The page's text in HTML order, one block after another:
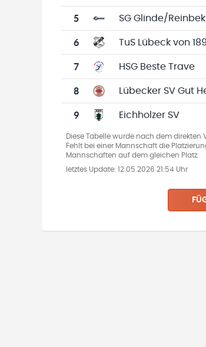
5 SG Glinde/Reinbek
6 TuS Lübeck von
7 HSG Beste Trave
8 Lübecker SV Gut
9 Eichholzer SV
Diese Tabelle wurde nach dem direkten
Fehlt bei einer Mannschaft die
Mannschaften auf dem gleichen Platz.
letztes Update: 12.05.2026 21:54 Uhr